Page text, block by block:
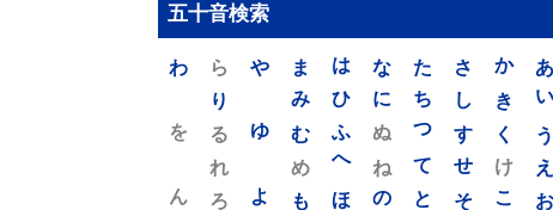
五十音検索
あ
い
う
え
お
か
き
く
け
こ
さ
し
す
せ
そ
た
ち
つ
て
と
な
に
ぬ
ね
の
は
ひ
ふ
へ
ほ
ま
み
む
め
も
や
ゆ
よ
ら
り
る
れ
ろ
わ
を
ん